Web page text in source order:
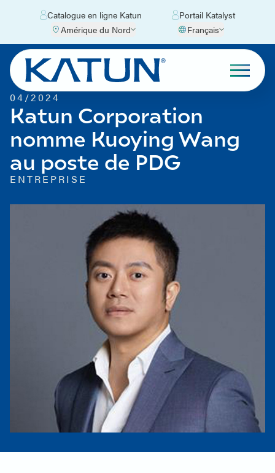
Catalogue en ligne Katun
Portail Katalyst
Amérique du Nord
Français
04/2024
Katun Corporation
nomme Kuoying Wang
au poste de PDG
ENTREPRISE